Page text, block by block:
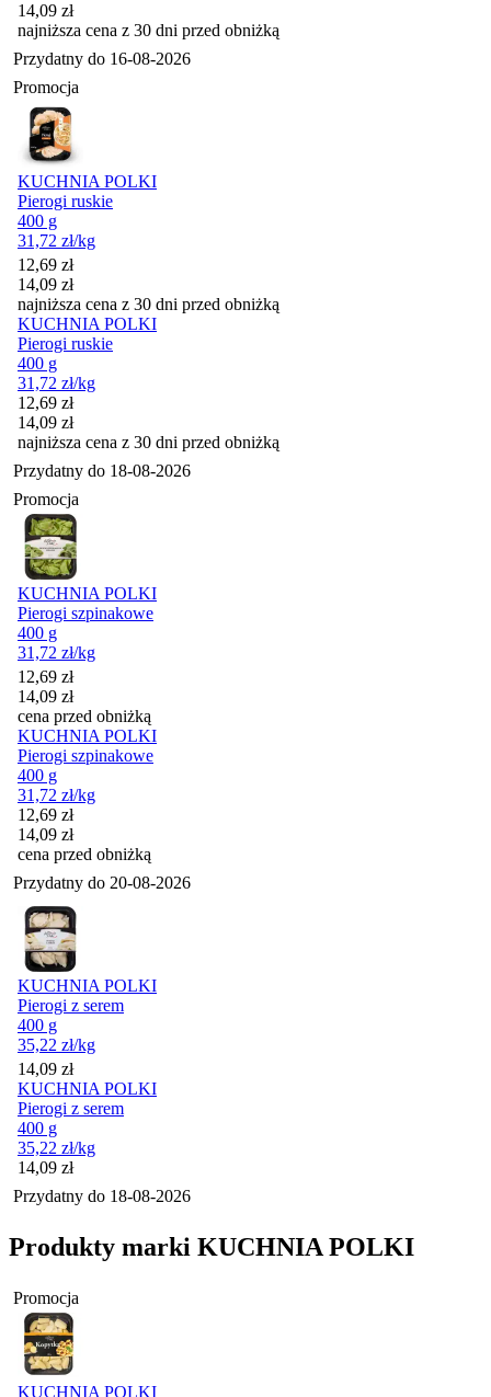
14,09 zł
najniższa cena z 30 dni przed obniżką
Przydatny do 16-08-2026
Promocja
KUCHNIA POLKI
Pierogi ruskie
400 g
31,72 zł/kg
Cena promocyjna
12,69 zł
14,09 zł
najniższa cena z 30 dni przed obniżką
KUCHNIA POLKI
Pierogi ruskie
400 g
31,72 zł/kg
Cena promocyjna
12,69 zł
14,09 zł
najniższa cena z 30 dni przed obniżką
Przydatny do 18-08-2026
Promocja
KUCHNIA POLKI
Pierogi szpinakowe
400 g
31,72 zł/kg
Cena promocyjna
12,69 zł
14,09 zł
cena przed obniżką
KUCHNIA POLKI
Pierogi szpinakowe
400 g
31,72 zł/kg
Cena promocyjna
12,69 zł
14,09 zł
cena przed obniżką
Przydatny do 20-08-2026
KUCHNIA POLKI
Pierogi z serem
400 g
35,22 zł/kg
Cena
14,09 zł
KUCHNIA POLKI
Pierogi z serem
400 g
35,22 zł/kg
Cena
14,09 zł
Przydatny do 18-08-2026
Produkty marki KUCHNIA POLKI
Promocja
KUCHNIA POLKI